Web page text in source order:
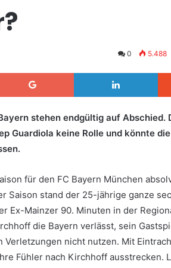
0 5.488
Google+ LinkedIn
stehen endgültig auf Abschied.
Guardiola keine Rolle und könnte
für den FC Bayern München
Saison stand der 25-jährige ganze
Ex-Mainzer 90. Minuten in der
die Bayern verlässt, sein
nicht nutzen. Mit
Fühler nach Kirchhoff ausstrecken.